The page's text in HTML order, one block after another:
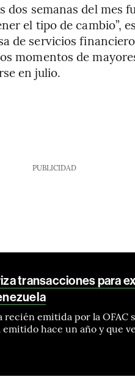
dos semanas del mes
el tipo de cambio”,
de servicios
momentos de
en julio.
PUBLICIDAD
transacciones para
recién emitida por la OFAC
emitido hace un año y que